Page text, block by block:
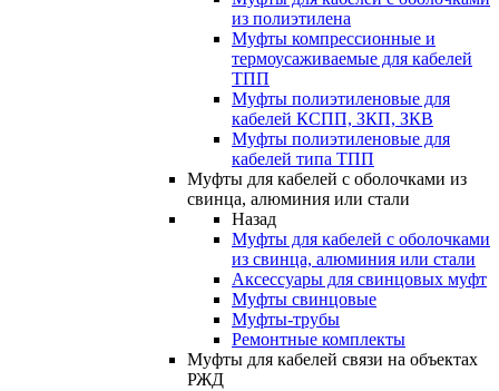
из полиэтилена
Муфты компрессионные и
термоусаживаемые для кабелей
ТПП
Муфты полиэтиленовые для
кабелей КСПП, ЗКП, ЗКВ
Муфты полиэтиленовые для
кабелей типа ТПП
Муфты для кабелей с оболочками из
свинца, алюминия или стали
Назад
Муфты для кабелей с оболочками
из свинца, алюминия или стали
Аксессуары для свинцовых муфт
Муфты свинцовые
Муфты-трубы
Ремонтные комплекты
Муфты для кабелей связи на объектах
РЖД